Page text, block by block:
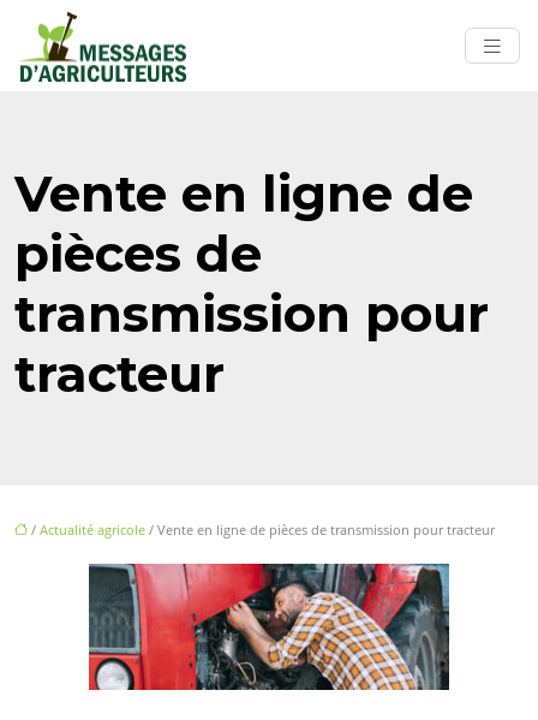
Vente en ligne de
pièces de
transmission pour
tracteur
/ Actualité agricole / Vente en ligne de pièces de transmission pour tracteur